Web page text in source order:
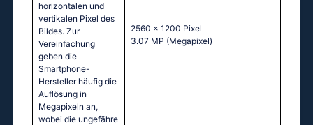
horizontalen und
vertikalen Pixel des
Bildes. Zur
Vereinfachung
geben die
Smartphone-
Hersteller häufig die
Auflösung in
Megapixeln an,
wobei die ungefähre
2560 x 1200 Pixel
3.07 MP (Megapixel)